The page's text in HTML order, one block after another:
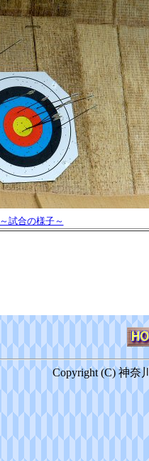
～試合の様子～
Copyright (C) 神奈